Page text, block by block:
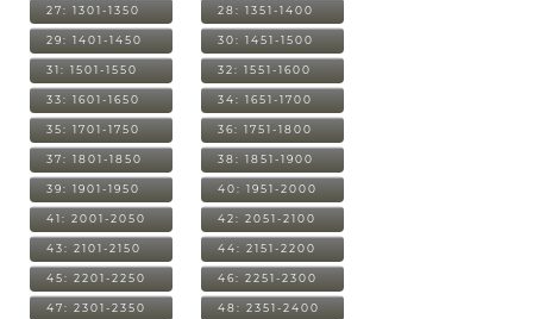
27: 1301-1350 28: 1351-1400
29: 1401-1450 30: 1451-1500
31: 1501-1550 32: 1551-1600
33: 1601-1650 34: 1651-1700
35: 1701-1750 36: 1751-1800
37: 1801-1850 38: 1851-1900
39: 1901-1950 40: 1951-2000
41: 2001-2050 42: 2051-2100
43: 2101-2150 44: 2151-2200
45: 2201-2250 46: 2251-2300
47: 2301-2350 48: 2351-2400